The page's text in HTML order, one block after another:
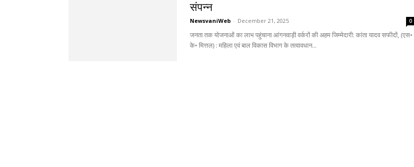
संपन्न
NewsvaniWeb - December 21, 2025 0
जनता तक योजनाओं का लाभ पहुंचाना आंगनवाड़ी वर्करों की अहम जिम्मेदारी: कांता यादव सफीदों, (एस•
के• मित्तल) : महिला एवं बाल विकास विभाग के तत्वावधान...